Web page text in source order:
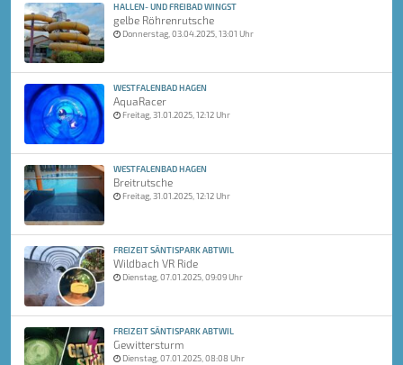
HALLEN- UND FREIBAD WINGST
gelbe Röhrenrutsche
Donnerstag, 03.04.2025, 13:01 Uhr
WESTFALENBAD HAGEN
AquaRacer
Freitag, 31.01.2025, 12:12 Uhr
WESTFALENBAD HAGEN
Breitrutsche
Freitag, 31.01.2025, 12:12 Uhr
FREIZEIT SÄNTISPARK ABTWIL
Wildbach VR Ride
Dienstag, 07.01.2025, 09:09 Uhr
FREIZEIT SÄNTISPARK ABTWIL
Gewittersturm
Dienstag, 07.01.2025, 08:08 Uhr